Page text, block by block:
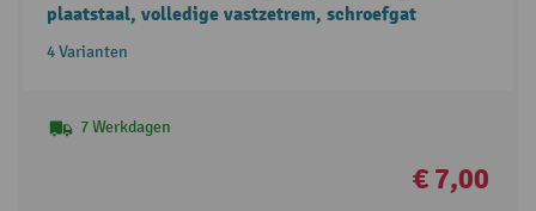
plaatstaal, volledige vastzetrem, schroefgat
4 Varianten
7 Werkdagen
€ 7,00